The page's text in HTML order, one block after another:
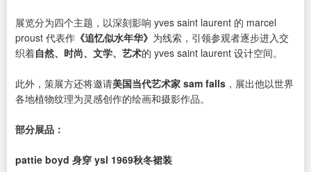
展览分为四个主题，以深刻影响 yves saint laurent 的 marcel
proust 代表作 《追忆似水年华》 为线索，引领参观者逐步进入交
织着自然、时尚、文学、艺术的 yves saint laurent 设计空间。
此外，策展方还将邀请美国当代艺术家 sam falls ，展出他以世界
各地植物纹理为灵感创作的绘画和摄影作品。
部分展品：
pattie boyd 身穿 ysl 1969秋冬裙装